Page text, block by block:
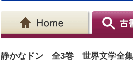
静かなドン 全3巻 世界文学全集